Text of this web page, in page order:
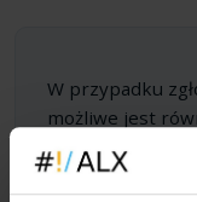
W przypadku
możliwe jest
zamkniętego, w